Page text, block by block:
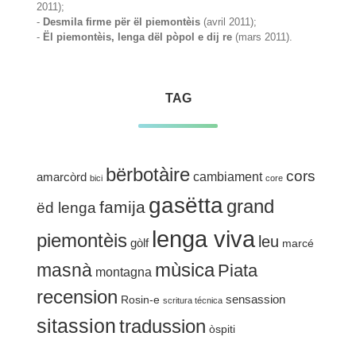
2011);
- Desmila firme për ël piemontèis (avril 2011);
- Ël piemontèis, lenga dël pòpol e dij re (mars 2011).
TAG
amarcòrd bici bërbotàire cambiament core cors
ëd lenga famija gasëttagrand
piemontèis gòlf lenga viva leu marcé
masnà montagna mùsicaPiata
recension Rosin-e scritura técnica sensassion
sitassion tradussion òspiti